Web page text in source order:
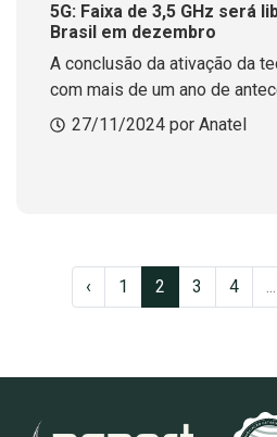
5G: Faixa de 3,5 GHz será
Brasil em dezembro
A conclusão da ativação da
com mais de um ano de
27/11/2024 por Anatel
‹ 1 2 3 4 ...